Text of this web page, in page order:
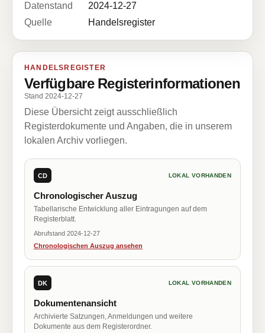
Datenstand
2024-12-27
Quelle
Handelsregister
HANDELSREGISTER
Verfügbare Registerinformationen
Stand 2024-12-27
Diese Übersicht zeigt ausschließlich
Registerdokumente und Angaben, die in unserem
lokalen Archiv vorliegen.
CD LOKAL VORHANDEN
Chronologischer Auszug
Tabellarische Entwicklung aller Eintragungen auf dem
Registerblatt.
Abrufstand 2024-12-27
Chronologischen Auszug ansehen
DK LOKAL VORHANDEN
Dokumentenansicht
Archivierte Satzungen, Anmeldungen und weitere
Dokumente aus dem Registerordner.